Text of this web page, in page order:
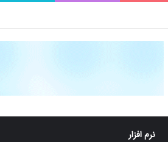
به آلزایمر را افزایش دهند
نرم افزار